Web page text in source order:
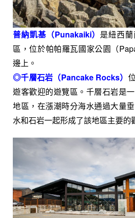
普納凱基（Punakaiki） 是紐西蘭
區，位於帕帕羅瓦國家公園 （
邊上。
◎千層石岩（Pancake Rocks）
遊客歡迎的遊覽區。千層石岩是
地區，在漲潮時分海水通過大量
水和石岩一起形成了該地區主要的